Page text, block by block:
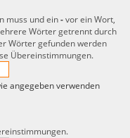
muss und ein-vor ein Wort,
Wörter getrennt durch
Wörter gefunden werden
Übereinstimmungen.
angegeben verwenden